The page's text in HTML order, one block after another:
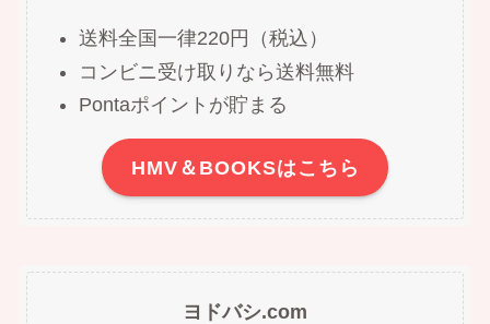
送料全国一律220円（税込）
コンビニ受け取りなら送料無料
Pontaポイントが貯まる
HMV＆BOOKSはこちら
ヨドバシ.com